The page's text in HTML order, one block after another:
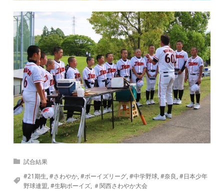
試合結果
#21期生,#さわやか,#ボーイズリーグ,#中学野球,#奈良,#日本少年
野球連盟,#生駒ボーイズ, ＃関西さわやか大会